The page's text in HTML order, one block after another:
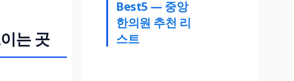
는 곳
Best5 — 중앙
한의원 추천 리
스트